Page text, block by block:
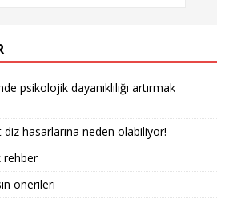
psikolojik dayanıklılığı artırmak
hasarlarına neden olabiliyor!
rehber
önerileri